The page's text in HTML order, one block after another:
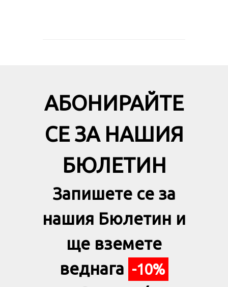
АБОНИРАЙТЕ
СЕ ЗА НАШИЯ
БЮЛЕТИН
Запишете се за
нашия Бюлетин и
ще вземете
веднага -10%